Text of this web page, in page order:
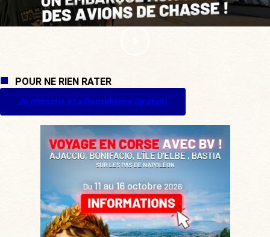
POUR NE RIEN RATER
Je m'inscris à La Quotidienne (gratuit)